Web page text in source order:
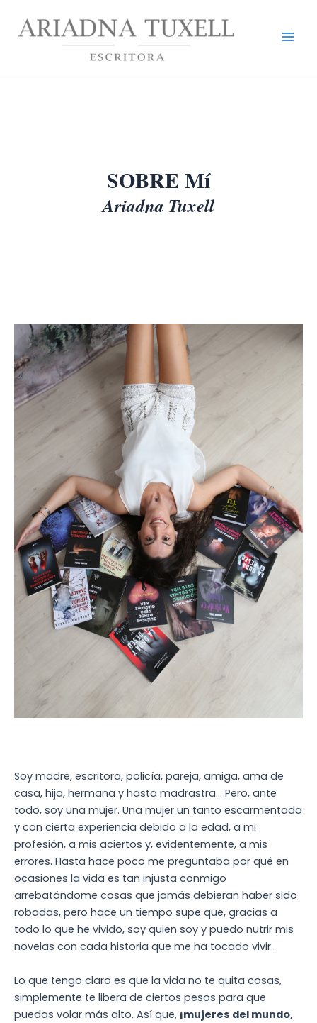
SOBRE Mí
Ariadna Tuxell
Soy madre, escritora, policía, pareja, amiga, ama de
casa, hija, hermana y hasta madrastra… Pero, ante
todo, soy una mujer. Una mujer un tanto escarmentada
y con cierta experiencia debido a la edad, a mi
profesión, a mis aciertos y, evidentemente, a mis
errores. Hasta hace poco me preguntaba por qué en
ocasiones la vida es tan injusta conmigo
arrebatándome cosas que jamás debieran haber sido
robadas, pero hace un tiempo supe que, gracias a
todo lo que he vivido, soy quien soy y puedo nutrir mis
novelas con cada historia que me ha tocado vivir.
Lo que tengo claro es que la vida no te quita cosas,
simplemente te libera de ciertos pesos para que
puedas volar más alto. Así que, ¡mujeres del mundo,